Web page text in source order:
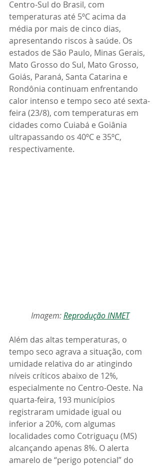
Centro-Sul do Brasil, com
temperaturas até 5ºC acima da
média por mais de cinco dias,
apresentando riscos à saúde. Os
estados de São Paulo, Minas Gerais,
Mato Grosso do Sul, Mato Grosso,
Goiás, Paraná, Santa Catarina e
Rondônia continuam enfrentando
calor intenso e tempo seco até sexta-
feira (23/8), com temperaturas em
cidades como Cuiabá e Goiânia
ultrapassando os 40ºC e 35ºC,
respectivamente.
Imagem: Reprodução INMET
Além das altas temperaturas, o
tempo seco agrava a situação, com
umidade relativa do ar atingindo
níveis críticos abaixo de 12%,
especialmente no Centro-Oeste. Na
quarta-feira, 193 municípios
registraram umidade igual ou
inferior a 20%, com algumas
localidades como Cotriguaçu (MS)
alcançando apenas 8%. O alerta
amarelo de “perigo potencial” do